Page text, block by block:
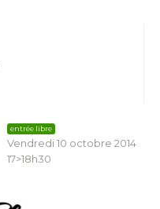
entrée libre
Vendredi 10 octobre 2014
17>18h30